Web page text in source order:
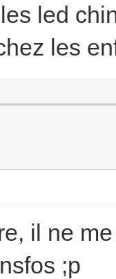
led
les
il ne
;p